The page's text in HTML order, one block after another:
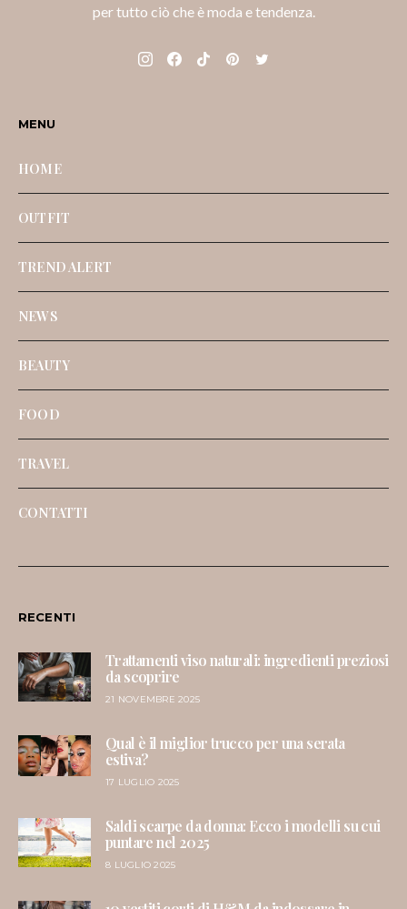
per tutto ciò che è moda e tendenza.
MENU
HOME
OUTFIT
TREND ALERT
NEWS
BEAUTY
FOOD
TRAVEL
CONTATTI
RECENTI
Trattamenti viso naturali: ingredienti preziosi
da scoprire
21 NOVEMBRE 2025
Qual è il miglior trucco per una serata
estiva?
17 LUGLIO 2025
Saldi scarpe da donna: Ecco i modelli su cui
puntare nel 2025
8 LUGLIO 2025